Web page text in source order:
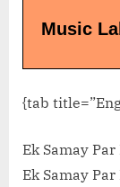
Music
{tab
Ek Samay
Ek Samay